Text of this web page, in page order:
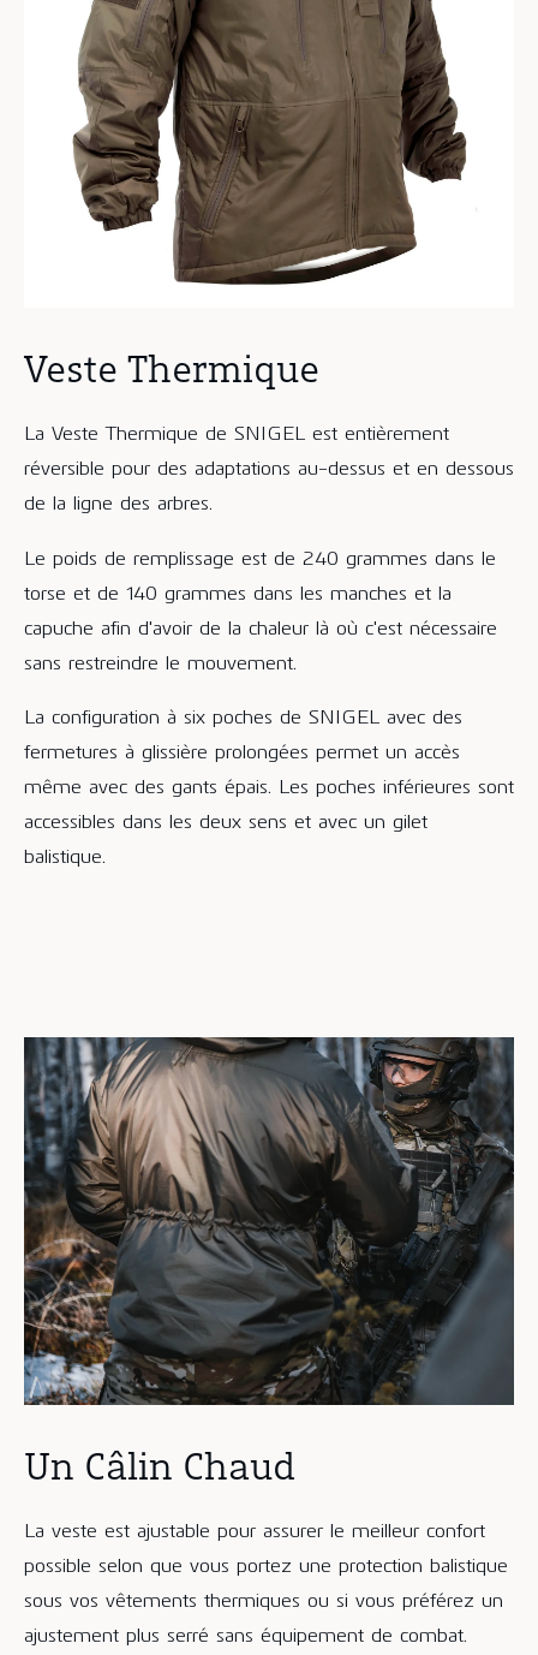
Veste Thermique
La Veste Thermique de SNIGEL est entièrement
réversible pour des adaptations au-dessus et en dessous
de la ligne des arbres.
Le poids de remplissage est de 240 grammes dans le
torse et de 140 grammes dans les manches et la
capuche afin d'avoir de la chaleur là où c'est nécessaire
sans restreindre le mouvement.
La configuration à six poches de SNIGEL avec des
fermetures à glissière prolongées permet un accès
même avec des gants épais. Les poches inférieures sont
accessibles dans les deux sens et avec un gilet
balistique.
Un Câlin Chaud
La veste est ajustable pour assurer le meilleur confort
possible selon que vous portez une protection balistique
sous vos vêtements thermiques ou si vous préférez un
ajustement plus serré sans équipement de combat.